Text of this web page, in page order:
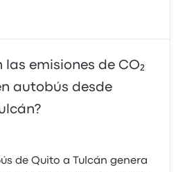
las emisiones de CO₂
autobús desde
de Quito a Tulcán genera